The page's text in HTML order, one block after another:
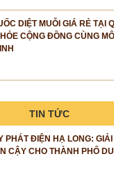
DIỆT MUỖI GIÁ RẺ TẠI
CỘNG ĐỒNG CÙNG
TIN TỨC
PHÁT ĐIỆN HẠ LONG:
CẬY CHO THÀNH PHỐ